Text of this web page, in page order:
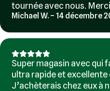
tournée avec nous. Merci
Michael W. – 14 décembre
Super magasin avec qui
ultra rapide et
J’achèterais chez eux à